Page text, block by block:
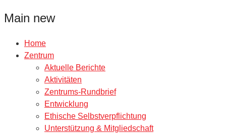
Main new
Home
Zentrum
Aktuelle Berichte
Aktivitäten
Zentrums-Rundbrief
Entwicklung
Ethische Selbstverpflichtung
Unterstützung & Mitgliedschaft